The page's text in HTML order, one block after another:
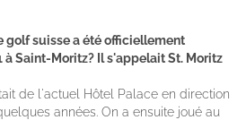
golf suisse a été officiellement
à Saint-Moritz? Il s'appelait St. Moritz
de l'actuel Hôtel Palace en direction
années. On a ensuite joué au